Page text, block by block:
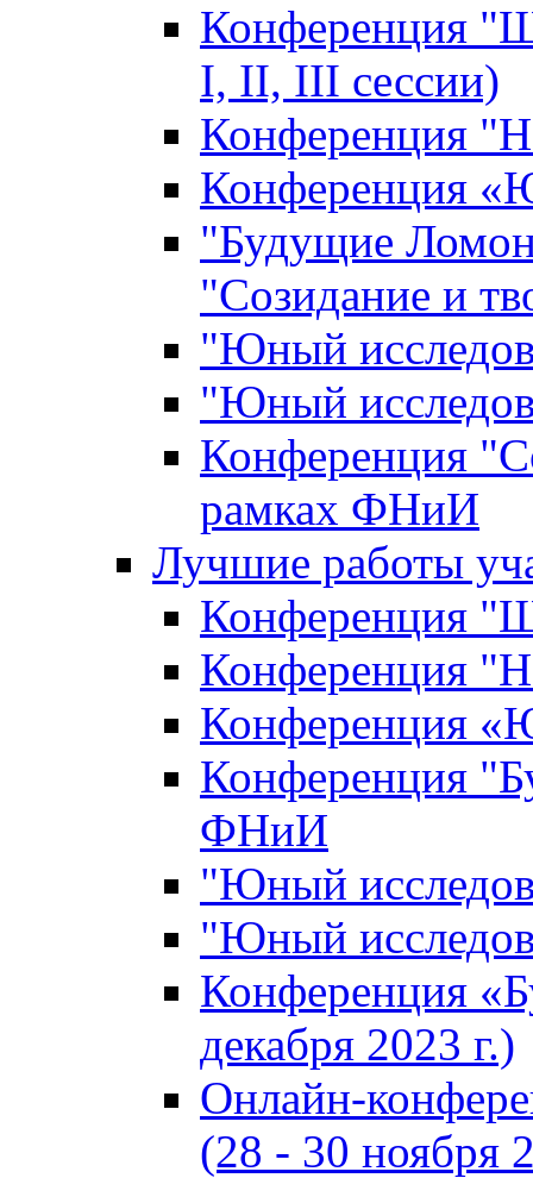
Конференция
I, II, III сессии)
Конференция
Конференция
"Будущие
"Созидание и
"Юный
"Юный
Конференция
рамках ФНиИ
Лучшие работы
Конференция
Конференция
Конференция
Конференция
ФНиИ
"Юный
"Юный
Конференция
декабря 2023 г.)
Онлайн-
(28 - 30 ноября